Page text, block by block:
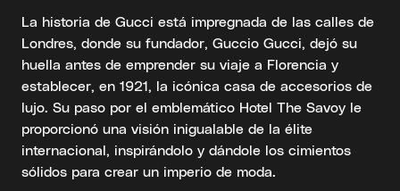
La historia de Gucci está impregnada de las calles de
Londres, donde su fundador, Guccio Gucci, dejó su
huella antes de emprender su viaje a Florencia y
establecer, en 1921, la icónica casa de accesorios de
lujo. Su paso por el emblemático Hotel The Savoy le
proporcionó una visión inigualable de la élite
internacional, inspirándolo y dándole los cimientos
sólidos para crear un imperio de moda.